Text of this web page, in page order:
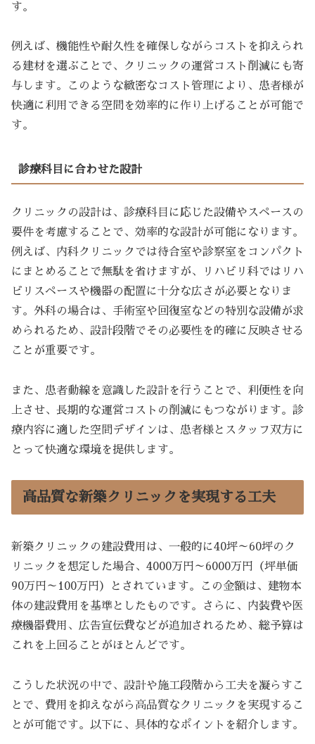
す。
例えば、機能性や耐久性を確保しながらコストを抑えられ
る建材を選ぶことで、クリニックの運営コスト削減にも寄
与します。このような緻密なコスト管理により、患者様が
快適に利用できる空間を効率的に作り上げることが可能で
す。
診療科目に合わせた設計
クリニックの設計は、診療科目に応じた設備やスペースの
要件を考慮することで、効率的な設計が可能になります。
例えば、内科クリニックでは待合室や診察室をコンパクト
にまとめることで無駄を省けますが、リハビリ科ではリハ
ビリスペースや機器の配置に十分な広さが必要となりま
す。外科の場合は、手術室や回復室などの特別な設備が求
められるため、設計段階でその必要性を的確に反映させる
ことが重要です。
また、患者動線を意識した設計を行うことで、利便性を向
上させ、長期的な運営コストの削減にもつながります。診
療内容に適した空間デザインは、患者様とスタッフ双方に
とって快適な環境を提供します。
高品質な新築クリニックを実現する工夫
新築クリニックの建設費用は、一般的に40坪～60坪のク
リニックを想定した場合、4000万円～6000万円（坪単価
90万円～100万円）とされています。この金額は、建物本
体の建設費用を基準としたものです。さらに、内装費や医
療機器費用、広告宣伝費などが追加されるため、総予算は
これを上回ることがほとんどです。
こうした状況の中で、設計や施工段階から工夫を凝らすこ
とで、費用を抑えながら高品質なクリニックを実現するこ
とが可能です。以下に、具体的なポイントを紹介します。